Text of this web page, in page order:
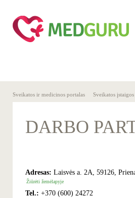
Sveikatos ir medicinos portalas Sveikatos įstaigos
DARBO
Adresas: Laisvės a. 2A, 59126,
Žiūrėti žemėlapyje
Tel.: +370 (600) 24272